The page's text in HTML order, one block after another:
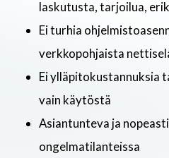
laskutusta, tarjoilua,
Ei turhia
verkkopohjaista
Ei ylläpitokustannuksia
vain käytöstä
Asiantunteva ja
ongelmatilanteissa